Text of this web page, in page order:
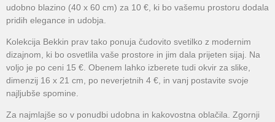
udobno blazino (40 x 60 cm) za 10 €, ki bo vašemu prostoru dodala
pridih elegance in udobja.
Kolekcija Bekkin prav tako ponuja čudovito svetilko z modernim
dizajnom, ki bo osvetlila vaše prostore in jim dala prijeten sijaj. Na
voljo je po ceni 15 €. Obenem lahko izberete tudi okvir za slike,
dimenzij 16 x 21 cm, po neverjetnih 4 €, in vanj postavite svoje
najljubše spomine.
Za najmlajše so v ponudbi udobna in kakovostna oblačila. Zgornji